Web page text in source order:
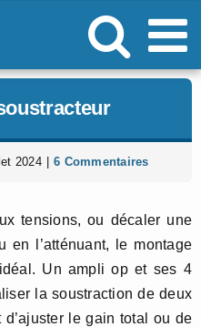
2024 6 Commentaires
tensions, ou décaler une
en l’atténuant, le montage
Un ampli op et ses 4
la soustraction de deux
le gain total ou de